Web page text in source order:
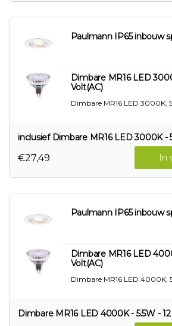
Paulmann IP65 inbouw
Dimbare MR16 LED
Volt(AC)
Dimbare MR16 LED 3000K,
inclusief Dimbare MR16 LED 3000K -
In
€27,49
Paulmann IP65 inbouw
Dimbare MR16 LED
Volt(AC)
Dimbare MR16 LED 4000K,
Dimbare MR16 LED 4000K - 5.5W -